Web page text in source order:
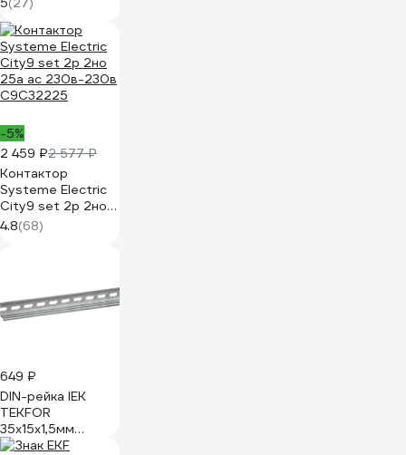
3х230/400В 5 100
А 236ART02PQRS
-5%
2 459 ₽2 577 ₽
Контактор
Systeme Electric
City9 set 2p 2но
25a ac 230в-230в
C9C32225
4.8(68)
649 ₽
DIN-рейка IEK
TEKFOR
35x15x1,5мм
оцинкованная